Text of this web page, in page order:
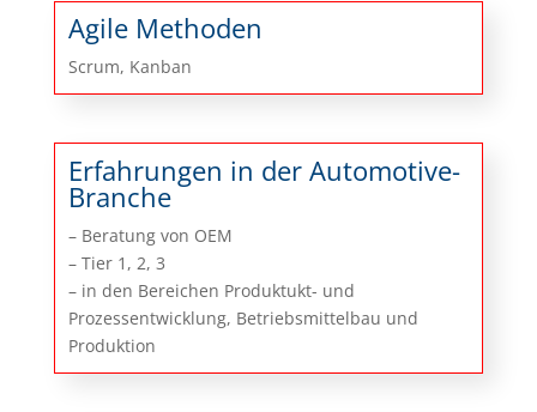
Agile Methoden
Scrum, Kanban
Erfahrungen in der Automotive-
Branche
– Beratung von OEM
– Tier 1, 2, 3
– in den Bereichen Produktukt- und
Prozessentwicklung, Betriebsmittelbau und
Produktion